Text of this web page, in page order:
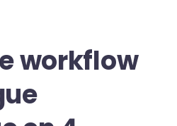
workflow